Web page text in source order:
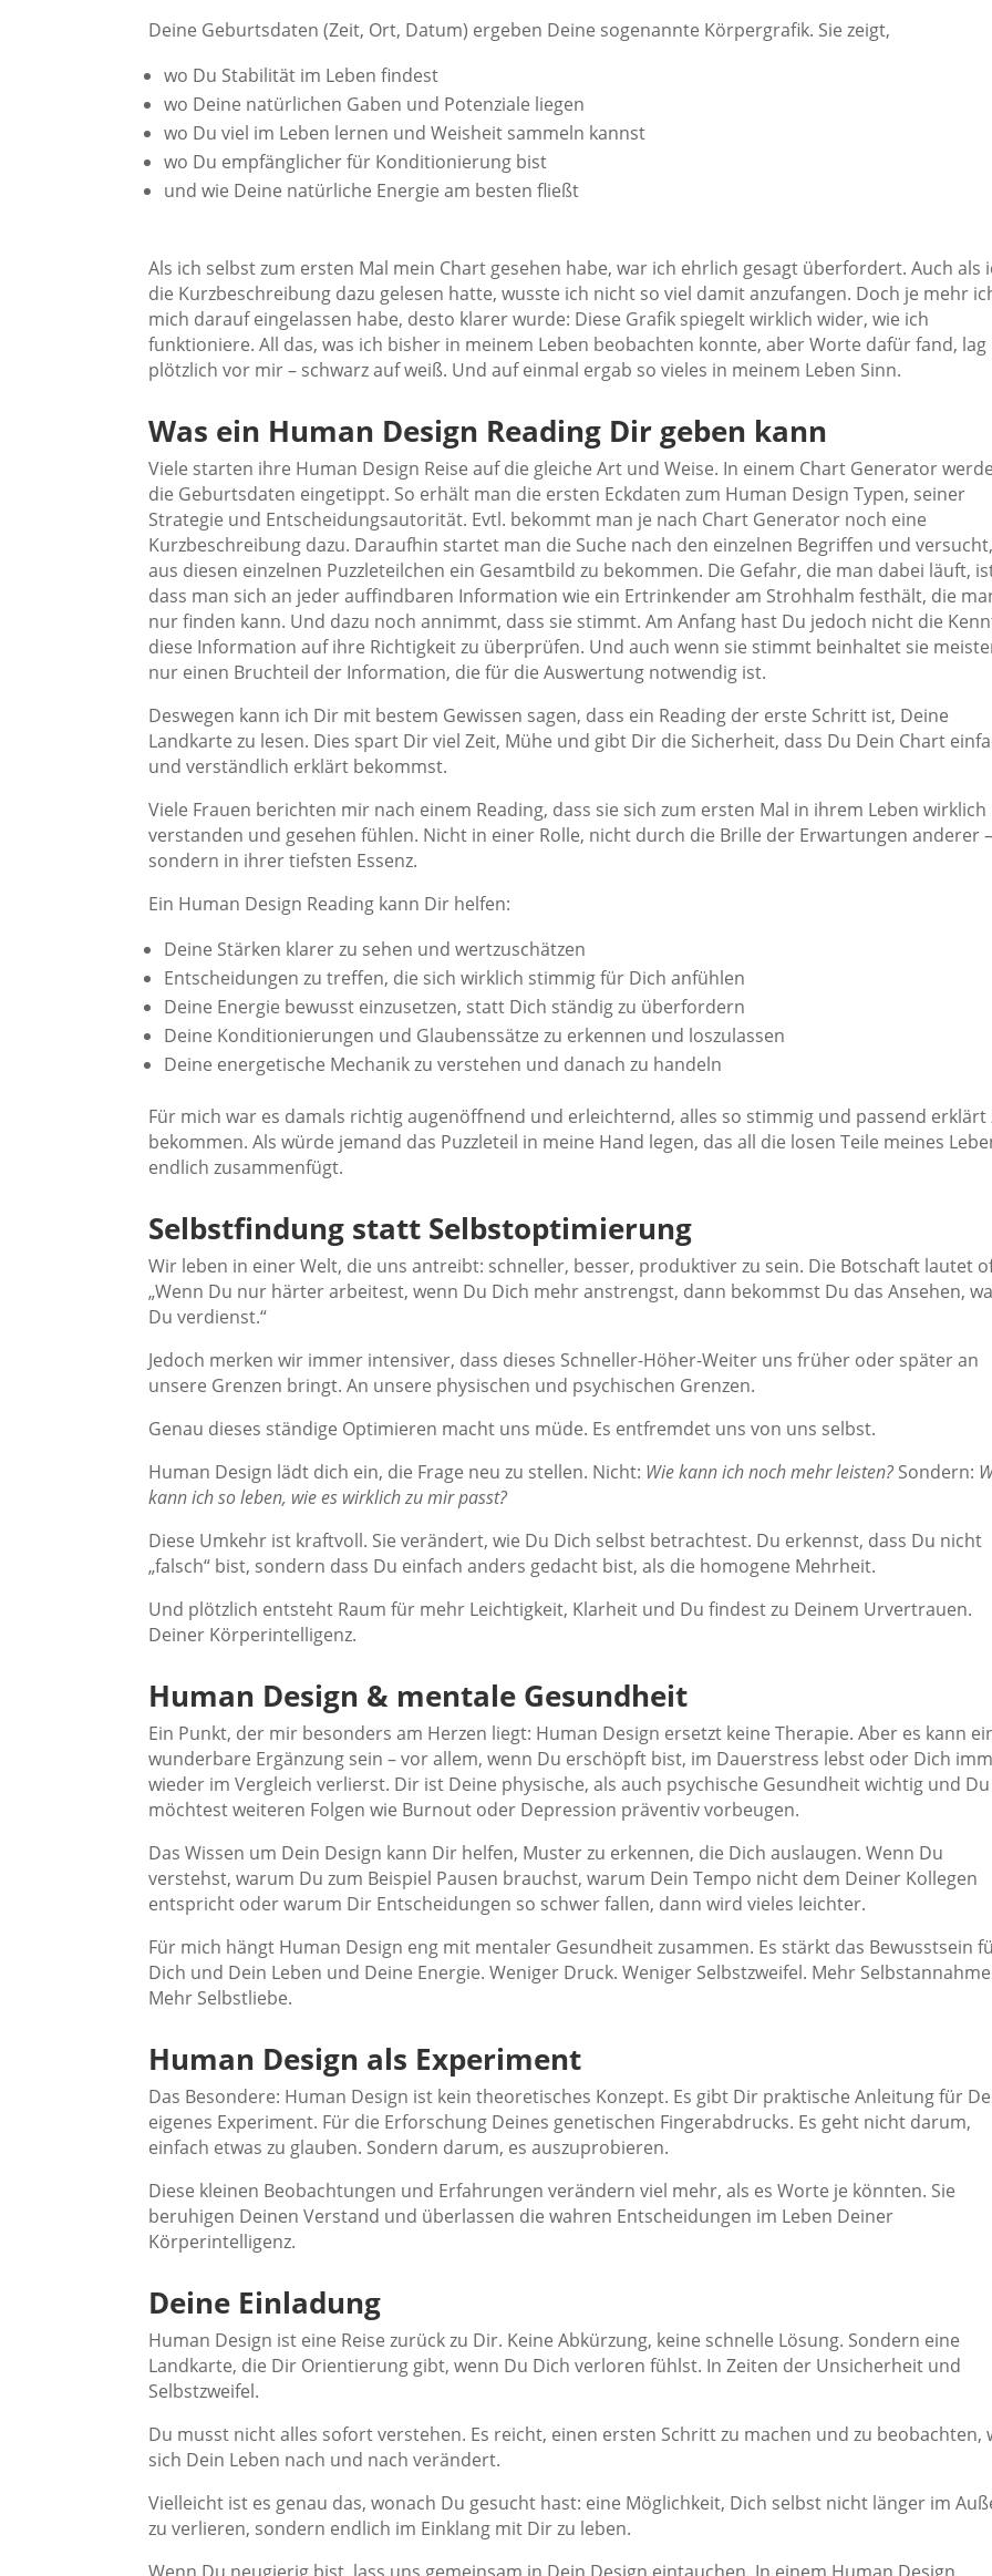
Deine Geburtsdaten (Zeit, Ort, Datum) ergeben Deine sogenannte Körpergrafik. Sie zeigt,
wo Du Stabilität im Leben findest
wo Deine natürlichen Gaben und Potenziale liegen
wo Du viel im Leben lernen und Weisheit sammeln kannst
wo Du empfänglicher für Konditionierung bist
und wie Deine natürliche Energie am besten fließt
Als ich selbst zum ersten Mal mein Chart gesehen habe, war ich ehrlich gesagt überfordert. Auch als
die Kurzbeschreibung dazu gelesen hatte, wusste ich nicht so viel damit anzufangen. Doch je mehr
mich darauf eingelassen habe, desto klarer wurde: Diese Grafik spiegelt wirklich wider, wie ich
funktioniere. All das, was ich bisher in meinem Leben beobachten konnte, aber Worte dafür fand, lag
plötzlich vor mir – schwarz auf weiß. Und auf einmal ergab so vieles in meinem Leben Sinn.
Was ein Human Design Reading Dir geben kann
Viele starten ihre Human Design Reise auf die gleiche Art und Weise. In einem Chart Generator
die Geburtsdaten eingetippt. So erhält man die ersten Eckdaten zum Human Design Typen, seiner
Strategie und Entscheidungsautorität. Evtl. bekommt man je nach Chart Generator noch eine
Kurzbeschreibung dazu. Daraufhin startet man die Suche nach den einzelnen Begriffen und versucht,
aus diesen einzelnen Puzzleteilchen ein Gesamtbild zu bekommen. Die Gefahr, die man dabei läuft,
dass man sich an jeder auffindbaren Information wie ein Ertrinkender am Strohhalm festhält, die
nur finden kann. Und dazu noch annimmt, dass sie stimmt. Am Anfang hast Du jedoch nicht die
diese Information auf ihre Richtigkeit zu überprüfen. Und auch wenn sie stimmt beinhaltet sie
nur einen Bruchteil der Information, die für die Auswertung notwendig ist.
Deswegen kann ich Dir mit bestem Gewissen sagen, dass ein Reading der erste Schritt ist, Deine
Landkarte zu lesen. Dies spart Dir viel Zeit, Mühe und gibt Dir die Sicherheit, dass Du Dein Chart
und verständlich erklärt bekommst.
Viele Frauen berichten mir nach einem Reading, dass sie sich zum ersten Mal in ihrem Leben wirklich
verstanden und gesehen fühlen. Nicht in einer Rolle, nicht durch die Brille der Erwartungen anderer –
sondern in ihrer tiefsten Essenz.
Ein Human Design Reading kann Dir helfen:
Deine Stärken klarer zu sehen und wertzuschätzen
Entscheidungen zu treffen, die sich wirklich stimmig für Dich anfühlen
Deine Energie bewusst einzusetzen, statt Dich ständig zu überfordern
Deine Konditionierungen und Glaubenssätze zu erkennen und loszulassen
Deine energetische Mechanik zu verstehen und danach zu handeln
Für mich war es damals richtig augenöffnend und erleichternd, alles so stimmig und passend erklärt
bekommen. Als würde jemand das Puzzleteil in meine Hand legen, das all die losen Teile meines
endlich zusammenfügt.
Selbstfindung statt Selbstoptimierung
Wir leben in einer Welt, die uns antreibt: schneller, besser, produktiver zu sein. Die Botschaft lautet
„Wenn Du nur härter arbeitest, wenn Du Dich mehr anstrengst, dann bekommst Du das Ansehen,
Du verdienst.“
Jedoch merken wir immer intensiver, dass dieses Schneller-Höher-Weiter uns früher oder später an
unsere Grenzen bringt. An unsere physischen und psychischen Grenzen.
Genau dieses ständige Optimieren macht uns müde. Es entfremdet uns von uns selbst.
Human Design lädt dich ein, die Frage neu zu stellen. Nicht: Wie kann ich noch mehr leisten?Sondern:
kann ich so leben, wie es wirklich zu mir passt?
Diese Umkehr ist kraftvoll. Sie verändert, wie Du Dich selbst betrachtest. Du erkennst, dass Du nicht
„falsch“ bist, sondern dass Du einfach anders gedacht bist, als die homogene Mehrheit.
Und plötzlich entsteht Raum für mehr Leichtigkeit, Klarheit und Du findest zu Deinem Urvertrauen.
Deiner Körperintelligenz.
Human Design & mentale Gesundheit
Ein Punkt, der mir besonders am Herzen liegt: Human Design ersetzt keine Therapie. Aber es kann
wunderbare Ergänzung sein – vor allem, wenn Du erschöpft bist, im Dauerstress lebst oder Dich
wieder im Vergleich verlierst. Dir ist Deine physische, als auch psychische Gesundheit wichtig und Du
möchtest weiteren Folgen wie Burnout oder Depression präventiv vorbeugen.
Das Wissen um Dein Design kann Dir helfen, Muster zu erkennen, die Dich auslaugen. Wenn Du
verstehst, warum Du zum Beispiel Pausen brauchst, warum Dein Tempo nicht dem Deiner Kollegen
entspricht oder warum Dir Entscheidungen so schwer fallen, dann wird vieles leichter.
Für mich hängt Human Design eng mit mentaler Gesundheit zusammen. Es stärkt das Bewusstsein
Dich und Dein Leben und Deine Energie. Weniger Druck. Weniger Selbstzweifel. Mehr
Mehr Selbstliebe.
Human Design als Experiment
Das Besondere: Human Design ist kein theoretisches Konzept. Es gibt Dir praktische Anleitung für
eigenes Experiment. Für die Erforschung Deines genetischen Fingerabdrucks. Es geht nicht darum,
einfach etwas zu glauben. Sondern darum, es auszuprobieren.
Diese kleinen Beobachtungen und Erfahrungen verändern viel mehr, als es Worte je könnten. Sie
beruhigen Deinen Verstand und überlassen die wahren Entscheidungen im Leben Deiner
Körperintelligenz.
Deine Einladung
Human Design ist eine Reise zurück zu Dir. Keine Abkürzung, keine schnelle Lösung. Sondern eine
Landkarte, die Dir Orientierung gibt, wenn Du Dich verloren fühlst. In Zeiten der Unsicherheit und
Selbstzweifel.
Du musst nicht alles sofort verstehen. Es reicht, einen ersten Schritt zu machen und zu beobachten,
sich Dein Leben nach und nach verändert.
Vielleicht ist es genau das, wonach Du gesucht hast: eine Möglichkeit, Dich selbst nicht länger im
zu verlieren, sondern endlich im Einklang mit Dir zu leben.